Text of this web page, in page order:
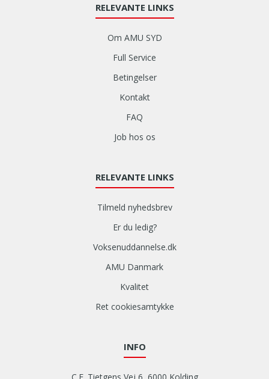
RELEVANTE LINKS
Om AMU SYD
Full Service
Betingelser
Kontakt
FAQ
Job hos os
RELEVANTE LINKS
Tilmeld nyhedsbrev
Er du ledig?
Voksenuddannelse.dk
AMU Danmark
Kvalitet
Ret cookiesamtykke
INFO